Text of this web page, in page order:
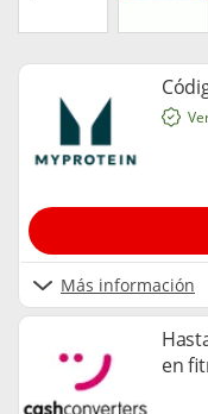
Más información
en